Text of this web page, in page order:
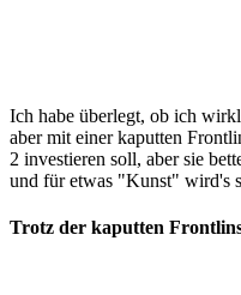
Ich habe überlegt, ob ich
aber mit einer kaputten
2 investieren soll, aber sie
und für etwas "Kunst" wird's
Trotz der kaputten